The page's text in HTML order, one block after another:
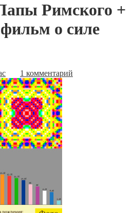
Римского +
о силе
1 комментарий